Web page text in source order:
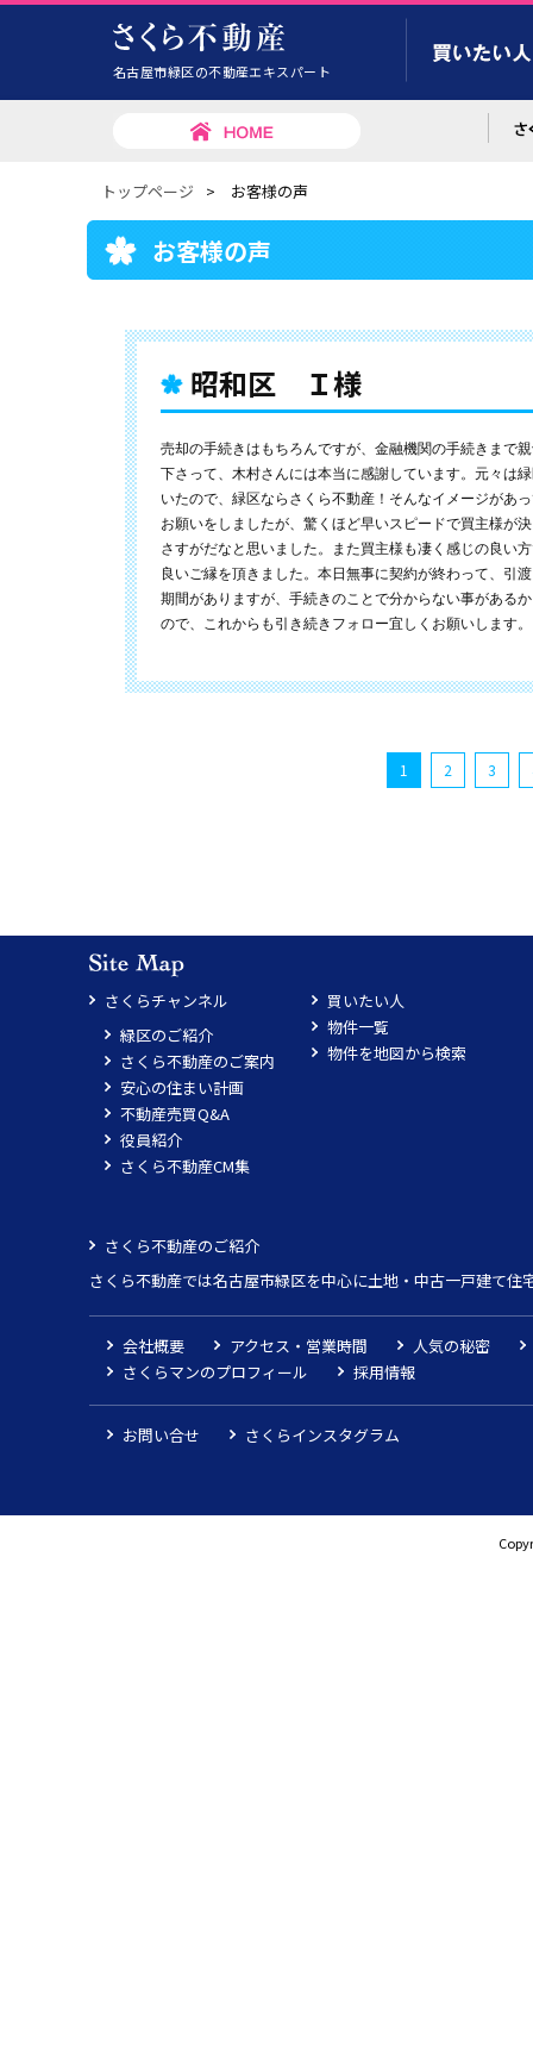
名古屋市緑区の不動産エキスパート
トップページ > お客様の声
お客様の声
昭和区 Ｉ様
売却の手続きはもちろんですが、金融機関の手続きまで
下さって、木村さんには本当に感謝しています。元々は
いたので、緑区ならさくら不動産！そんなイメージがあ
お願いをしましたが、驚くほど早いスピードで買主様が
さすがだなと思いました。また買主様も凄く感じの良い
良いご縁を頂きました。本日無事に契約が終わって、引
期間がありますが、手続きのことで分からない事がある
ので、これからも引き続きフォロー宜しくお願いします。
1 2 3
さくらチャンネル
緑区のご紹介
さくら不動産のご案内
安心の住まい計画
不動産売買Q&A
役員紹介
さくら不動産CM集
買いたい人
物件一覧
物件を地図から検索
さくら不動産のご紹介
さくら不動産では名古屋市緑区を中心に土地・中古一戸建て
会社概要 アクセス・営業時間
人気の秘密
さくらマンのプロフィール
採用情報
お問い合せ さくらインスタグラム